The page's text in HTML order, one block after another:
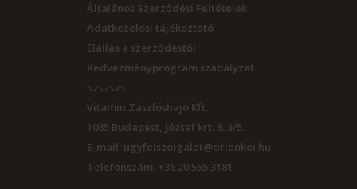
Általános Szerződési Feltételek
Adatkezelési tájékoztató
Elállás a szerződéstől
Kedvezményprogram szabályzat
Vitamin Zászlóshajó Kft.
1085 Budapest, József krt. 8. 3/5.
E-mail: ugyfelszolgalat@drlenkei.hu
Telefonszám: +36 20 555 3181